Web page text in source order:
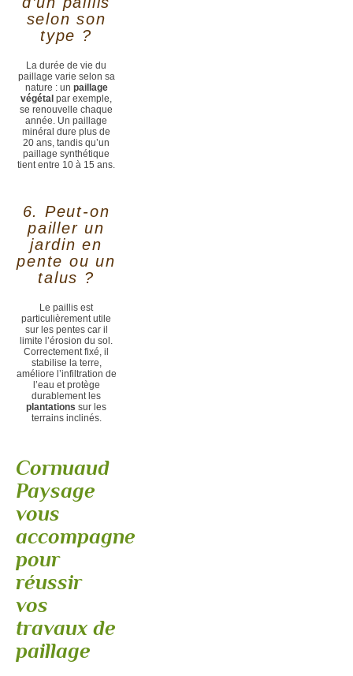
selon son
type ?
La durée de vie du
paillage varie selon sa
nature : un paillage
végétal par exemple,
se renouvelle chaque
année. Un paillage
minéral dure plus de
20 ans, tandis qu’un
paillage synthétique
tient entre 10 à 15 ans.
6. Peut-on
pailler un
jardin en
pente ou un
talus ?
Le paillis est
particulièrement utile
sur les pentes car il
limite l’érosion du sol.
Correctement fixé, il
stabilise la terre,
améliore l’infiltration de
l’eau et protège
durablement les
plantations sur les
terrains inclinés.
Cornuaud
Paysage
vous
accompagne
pour
réussir
vos
travaux de
paillage